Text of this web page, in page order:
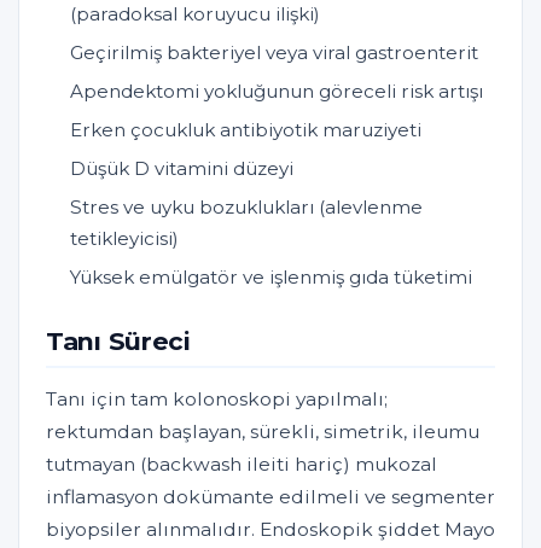
(paradoksal koruyucu ilişki)
Geçirilmiş bakteriyel veya viral gastroenterit
Apendektomi yokluğunun göreceli risk artışı
Erken çocukluk antibiyotik maruziyeti
Düşük D vitamini düzeyi
Stres ve uyku bozuklukları (alevlenme
tetikleyicisi)
Yüksek emülgatör ve işlenmiş gıda tüketimi
Tanı Süreci
Tanı için tam kolonoskopi yapılmalı;
rektumdan başlayan, sürekli, simetrik, ileumu
tutmayan (backwash ileiti hariç) mukozal
inflamasyon dokümante edilmeli ve segmenter
biyopsiler alınmalıdır. Endoskopik şiddet Mayo